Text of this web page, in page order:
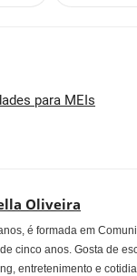
para MEIs
Oliveira
é formada em
cinco anos. Gosta de
entretenimento e